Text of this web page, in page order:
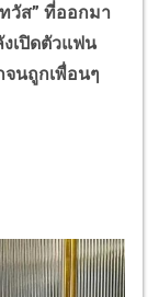
วัส” ที่ออกมา
งเปิดตัวแฟน
นถูกเพื่อนๆ